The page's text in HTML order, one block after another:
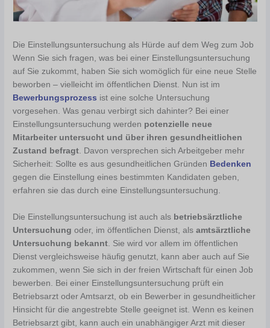
Die Einstellungsuntersuchung als Hürde auf dem Weg zum Job
Wenn Sie sich fragen, was bei einer Einstellungsuntersuchung
auf Sie zukommt, haben Sie sich womöglich für eine neue Stelle
beworben – vielleicht im öffentlichen Dienst. Nun ist im
Bewerbungsprozess ist eine solche Untersuchung
vorgesehen. Was genau verbirgt sich dahinter? Bei einer
Einstellungsuntersuchung werden potenzielle neue
Mitarbeiter untersucht und über ihren gesundheitlichen
Zustand befragt . Davon versprechen sich Arbeitgeber mehr
Sicherheit: Sollte es aus gesundheitlichen Gründen Bedenken
gegen die Einstellung eines bestimmten Kandidaten geben,
erfahren sie das durch eine Einstellungsuntersuchung.
Die Einstellungsuntersuchung ist auch als betriebsärztliche
Untersuchung oder, im öffentlichen Dienst, alsamtsärztliche
Untersuchung bekannt . Sie wird vor allem im öffentlichen
Dienst vergleichsweise häufig genutzt, kann aber auch auf Sie
zukommen, wenn Sie sich in der freien Wirtschaft für einen Job
bewerben. Bei einer Einstellungsuntersuchung prüft ein
Betriebsarzt oder Amtsarzt, ob ein Bewerber in gesundheitlicher
Hinsicht für die angestrebte Stelle geeignet ist. Wenn es keinen
Betriebsarzt gibt, kann auch ein unabhängiger Arzt mit dieser